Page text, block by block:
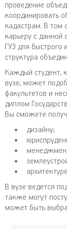
проведение
координировать
кадастрам. В том
карьеру с данной
ГУЗ для быстрого
структура
Каждый студент,
вузе, может
факультетов и
диплом
Вы сможете
дизайну;
В вузе ведется
также могут
может быть